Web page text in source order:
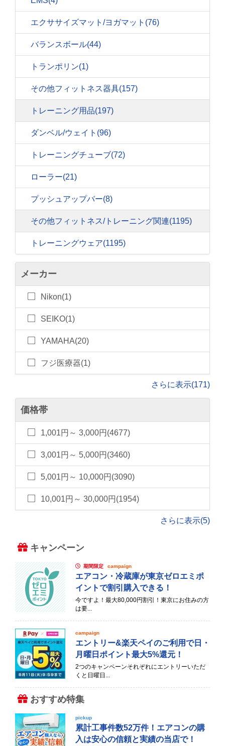
エクササイズマット/ヨガマット (76)
バランスボール(44)
トランポリン(1)
その他フィットネス器具(157)
トレーニング用品(197)
ダンベル/ウェイト (96)
トレーニングチューブ(72)
ローラー(21)
プッシュアップバー(8)
その他フィットネス/トレーニング関連(1195)
トレーニングウェア(1195)
メーカー
Nikon(1)
SEIKO(1)
YAMAHA(20)
フジ医療器(1)
さらに表示(171)
価格帯
1,001円～ 3,000円(4677)
3,001円～ 5,000円(3460)
5,001円～ 10,000円(3090)
10,001円～ 30,000円(1954)
さらに表示(5)
キャンペーン
期間限定 campaign
エアコン・冷蔵庫が東京ゼロエミポ
イントで割引購入できる！
今ですよ！最大80,000円割引！東京にお住みの方
は要...
campaign
エントリー&楽天ペイのご利用で日・
月曜日ポイント最大5%還元！
2つのキャンペーンそれぞれにエントリーいただ
くと日曜日...
おすすめ特集
pickup
累計工事件数52万件！エアコンの購
入は安心の信頼と実績の当店で！